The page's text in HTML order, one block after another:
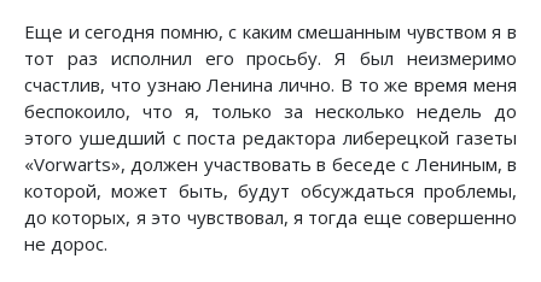
Еще и сегодня помню, с каким смешанным чувством я в
тот раз исполнил его просьбу. Я был неизмеримо
счастлив, что узнаю Ленина лично. В то же время меня
беспокоило, что я, только за несколько недель до
этого ушедший с поста редактора либерецкой газеты
«Vorwarts», должен участвовать в беседе с Лениным, в
которой, может быть, будут обсуждаться проблемы,
до которых, я это чувствовал, я тогда еще совершенно
не дорос.